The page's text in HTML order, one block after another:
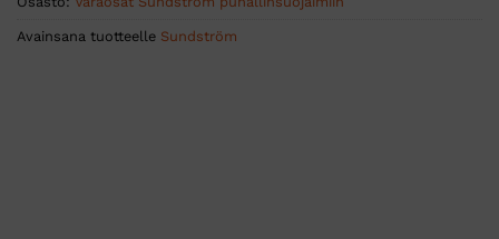
Avainsana tuotteelle Sundström